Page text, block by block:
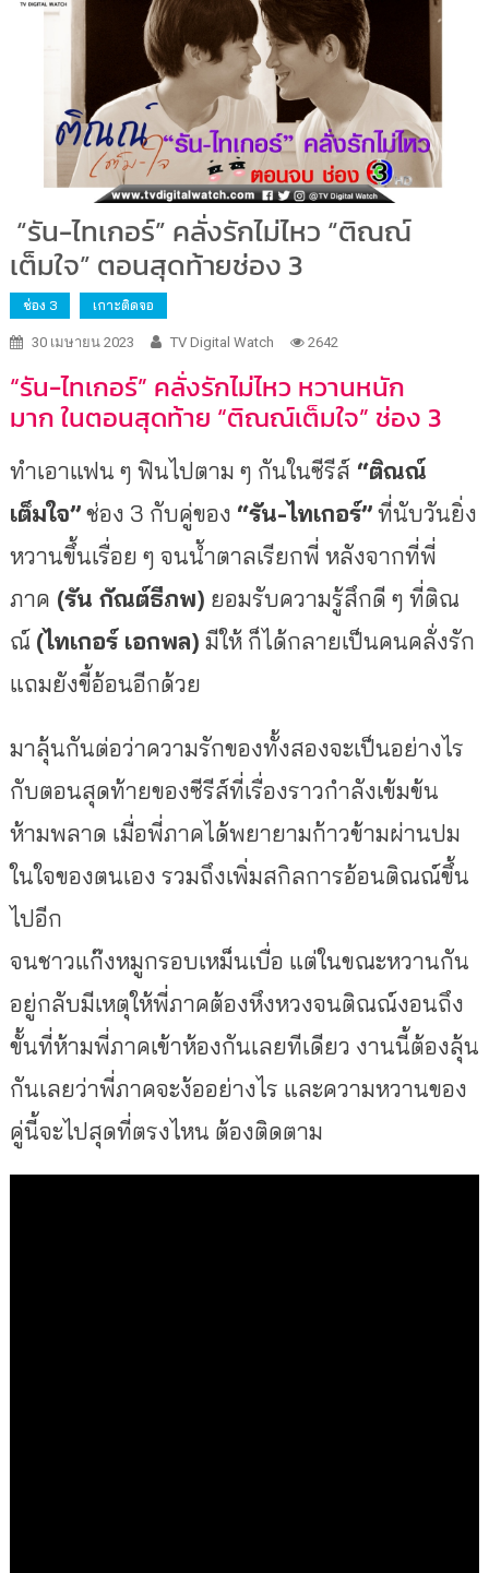
“รัน-ไทเกอร์” คลั่งรักไม่ไหว “ติณณ์
เต็มใจ” ตอนสุดท้ายช่อง 3
ช่อง 3 เกาะติดจอ
30 เมษายน 2023 TV Digital Watch 2642
“รัน-ไทเกอร์” คลั่งรักไม่ไหว หวานหนัก
มาก ในตอนสุดท้าย “ติณณ์เต็มใจ” ช่อง 3
ทำเอาแฟน ๆ ฟินไปตาม ๆ กันในซีรีส์ “ติณณ์
เต็มใจ”ช่อง 3 กับคู่ของ “รัน-ไทเกอร์”ที่นับวันยิ่ง
หวานขึ้นเรื่อย ๆ จนน้ำตาลเรียกพี่ หลังจากที่พี่
ภาค (รัน กัณต์ธีภพ) ยอมรับความรู้สึกดี ๆ ที่ติณ
ณ์ (ไทเกอร์ เอกพล) มีให้ ก็ได้กลายเป็นคนคลั่งรัก
แถมยังขี้อ้อนอีกด้วย
มาลุ้นกันต่อว่าความรักของทั้งสองจะเป็นอย่างไร
กับตอนสุดท้ายของซีรีส์ที่เรื่องราวกำลังเข้มข้น
ห้ามพลาด เมื่อพี่ภาคได้พยายามก้าวข้ามผ่านปม
ในใจของตนเอง รวมถึงเพิ่มสกิลการอ้อนติณณ์ขึ้น
ไปอีก
จนชาวแก๊งหมูกรอบเหม็นเบื่อ แต่ในขณะหวานกัน
อยู่กลับมีเหตุให้พี่ภาคต้องหึงหวงจนติณณ์งอนถึง
ขั้นที่ห้ามพี่ภาคเข้าห้องกันเลยทีเดียว งานนี้ต้องลุ้น
กันเลยว่าพี่ภาคจะง้ออย่างไร และความหวานของ
คู่นี้จะไปสุดที่ตรงไหน ต้องติดตาม